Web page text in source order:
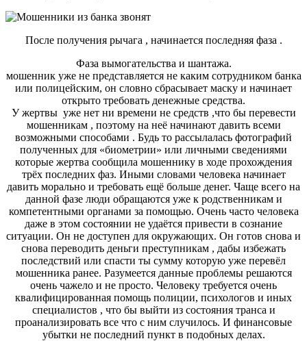
После получения рычага , начинается последняя фаза .
Фаза вымогательства и шантажа.
мошенник уже не представляется не каким сотрудником банка
или полицейским, он словно сбрасывает маску и начинает
открыто требовать денежные средства.
У жертвы уже нет ни времени не средств ,что бы перевести
мошенникам, поэтому на неё начинают давить всеми
возможными способами . Будь то рассылалась фотографий
полученных для «биометрии» или личными сведениями
которые жертва сообщила мошеннику в ходе прохождения
трёх последних фаз. Иными словами человека начинает
давить морально и требовать ещё больше денег. Чаще всего на
данной фазе люди обращаются уже к родственникам и
компетентными органами за помощью. Очень часто человека
даже в этом состоянии не удаётся привести в сознание
ситуации. Он не доступен для окружающих. Он готов снова и
снова переводить деньги преступникам , дабы избежать
последствий или спасти ты сумму которую уже перевёл
мошенника ранее. Разумеется данные проблемы решаются
очень чажело и не просто. Человеку требуется очень
квалифицированная помощь полиции, психологов и иных
специалистов , что бы выйти из состояния транса и
проанализировать все что с ним случилось. И финансовые
убытки не последний пункт в подобных делах.